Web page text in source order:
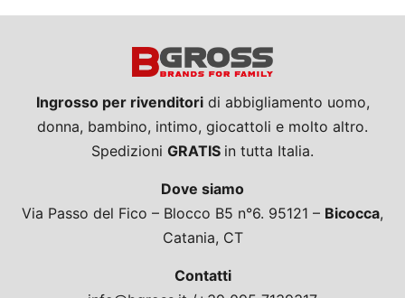
Ingrosso per rivenditoridi abbigliamento uomo,
donna, bambino, intimo, giocattoli e molto altro.
Spedizioni GRATIS in tutta Italia.
Dove siamo
Via Passo del Fico – Blocco B5 n°6. 95121 – Bicocca,
Catania, CT
Contatti